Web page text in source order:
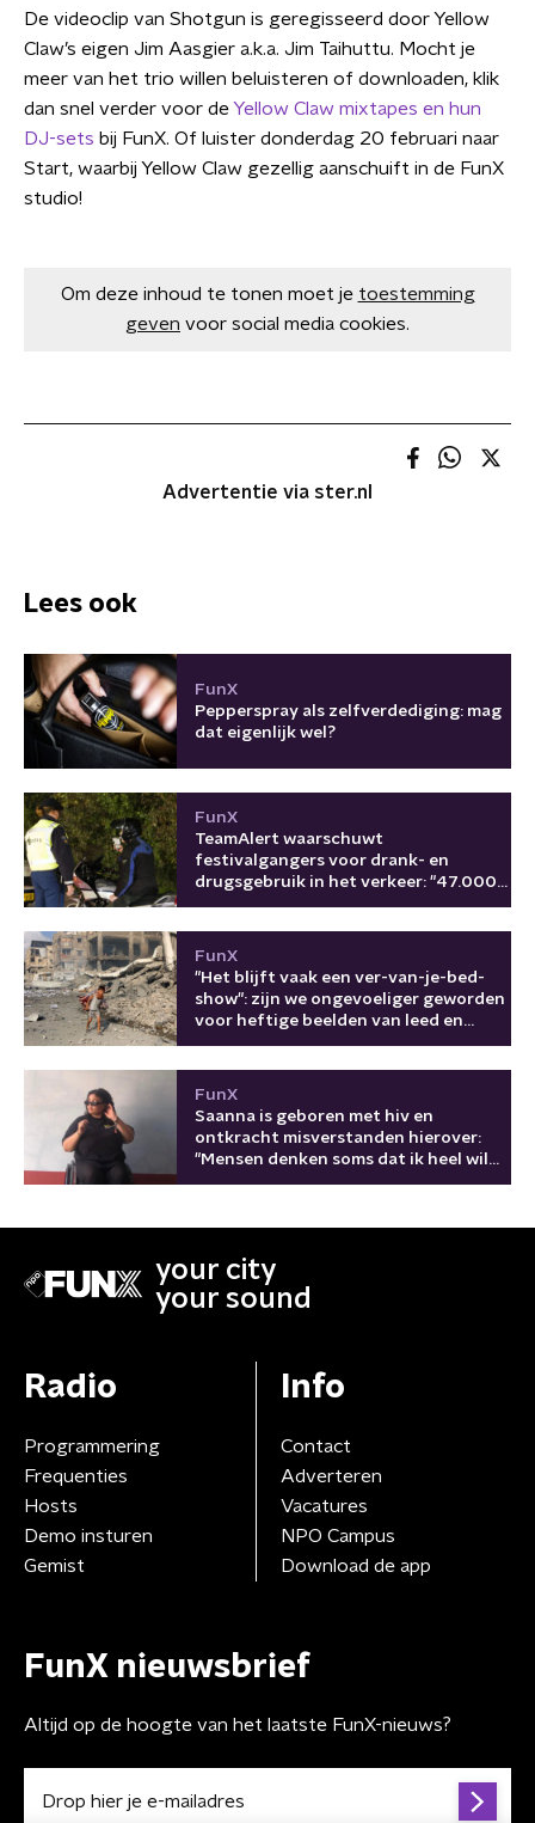
De videoclip van Shotgun is geregisseerd door Yellow
Claw’s eigen Jim Aasgier a.k.a. Jim Taihuttu. Mocht je
meer van het trio willen beluisteren of downloaden, klik
dan snel verder voor deYellow Claw mixtapes en hun
DJ-sets bij FunX. Of luister donderdag 20 februari naar
Start, waarbij Yellow Claw gezellig aanschuift in de FunX
studio!
Om deze inhoud te tonen moet je toestemming
geven voor social media cookies.
Advertentie via ster.nl
Lees ook
FunX
Pepperspray als zelfverdediging: mag
dat eigenlijk wel?
FunX
TeamAlert waarschuwt
festivalgangers voor drank- en
drugsgebruik in het verkeer: "47.000
FunX
"Het blijft vaak een ver-van-je-bed-
show": zijn we ongevoeliger geworden
voor heftige beelden van leed en
FunX
Saanna is geboren met hiv en
ontkracht misverstanden hierover:
"Mensen denken soms dat ik heel wild
your city
your sound
Radio
Programmering
Frequenties
Hosts
Demo insturen
Gemist
Info
Contact
Adverteren
Vacatures
NPO Campus
Download de app
FunX nieuwsbrief
Altijd op de hoogte van het laatste FunX-nieuws?